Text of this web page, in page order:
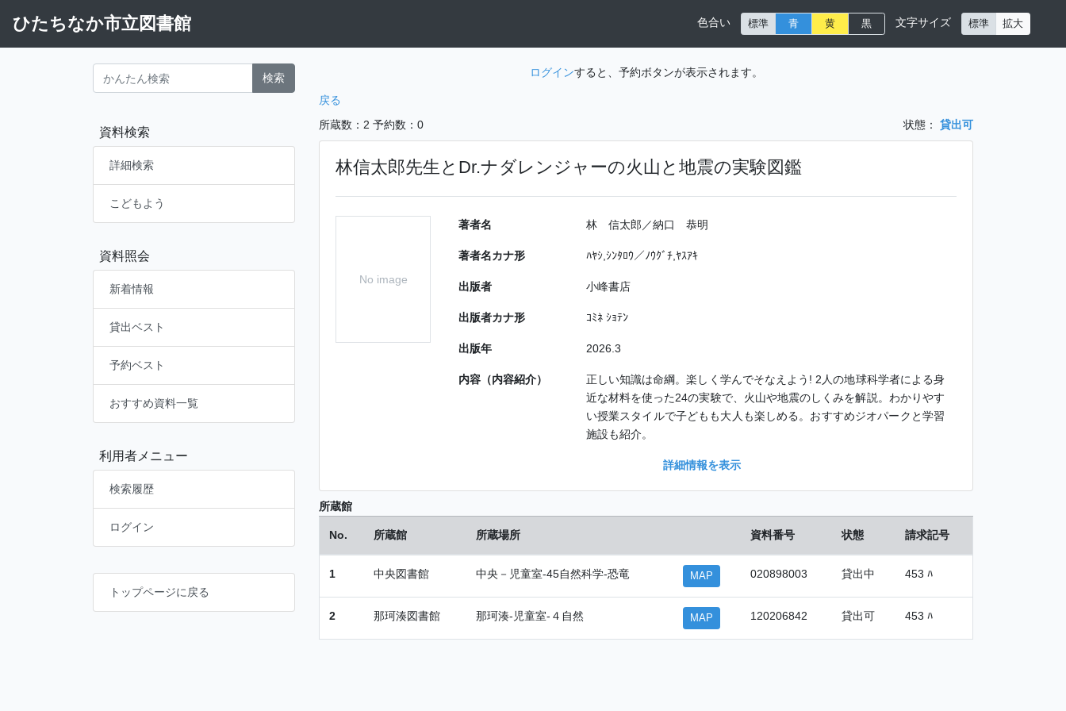
ひたちなか市立図書館 色合い 標準 青 黄 黒 文字サイズ 標準 拡大
検索
資料検索
詳細検索
こどもよう
資料照会
新着情報
貸出ベスト
予約ベスト
おすすめ資料一覧
利用者メニュー
検索履歴
ログイン
トップページに戻る
ログインすると、予約ボタンが表示されます。
戻る
所蔵数：2 予約数：0 状態： 貸出可
林信太郎先生とDr.ナダレンジャーの火山と地震の実験図鑑
No image
著者名 林 信太郎／納口 恭明
著者名カナ形 ﾊﾔｼ,ｼﾝﾀﾛｳ／ﾉｳｸﾞﾁ,ﾔｽｱｷ
出版者 小峰書店
出版者カナ形 ｺﾐﾈ ｼｮﾃﾝ
出版年 2026.3
内容（内容紹介）
正しい知識は命綱。楽しく学んでそなえよう! 2人の地球科学者による身
近な材料を使った24の実験で、火山や地震のしくみを解説。わかりやす
い授業スタイルで子どもも大人も楽しめる。おすすめジオパークと学習
施設も紹介。
詳細情報を表示
所蔵館
No. 所蔵館 所蔵場所 資料番号 状態 請求記号
1 中央図書館 中央－児童室-45自然科学-恐竜 MAP 020898003 貸出中 453 ﾊ
2 那珂湊図書館 那珂湊-児童室-４自然 MAP 120206842 貸出可 453 ﾊ